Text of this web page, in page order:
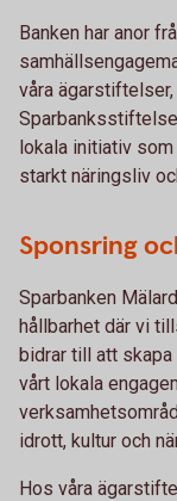
Banken har anor
våra
lokala initiativ
starkt näringsliv
Sponsring
Sparbanken
hållbarhet där vi
bidrar till att
vårt lokala
idrott, kultur och
Hos våra